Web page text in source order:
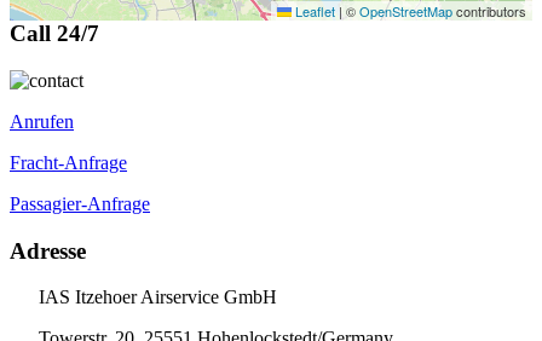
Leaflet | ©OpenStreetMapcontributors
Call 24/7
Anrufen
Fracht-Anfrage
Passagier-Anfrage
Adresse
IAS Itzehoer Airservice GmbH